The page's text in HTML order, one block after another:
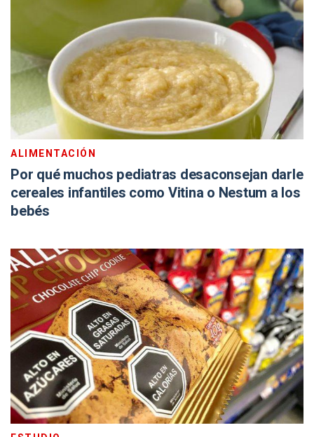
ALIMENTACIÓN
Por qué muchos pediatras desaconsejan darle
cereales infantiles como Vitina o Nestum a los
bebés